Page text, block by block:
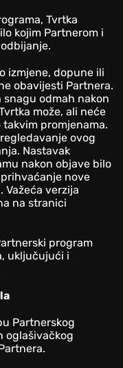
Tvrtka
kojim Partnerom i
izmjene, dopune ili
obavijesti Partnera.
odmah nakon
može, ali neće
promjenama.
ovog
Nastavak
nakon objave bilo
nove
Važeća verzija
na stranici
program
uključujući i
Partnerskog
oglašivačkog